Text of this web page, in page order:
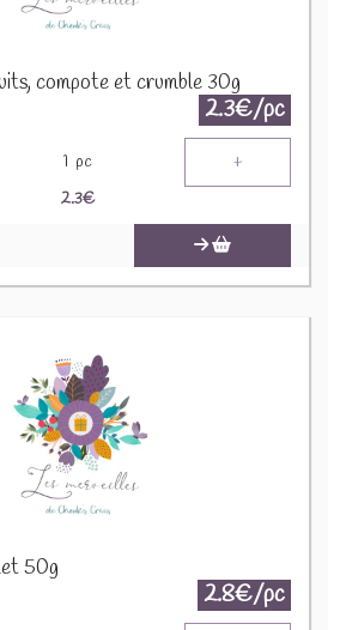
compote et crumble 30g
2.3€/pc
1 pc +
2.3€
50g
2.8€/pc